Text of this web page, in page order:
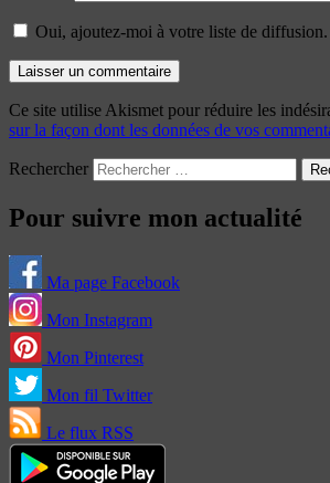
Oui, ajoutez-moi à votre liste de diffusion.
Ce site utilise Akismet pour réduire les
sur la façon dont les données de vos
Rechercher
Pour suivre mon actualité
Ma page Facebook
Mon Instagram
Mon Pinterest
Mon fil Twitter
Le flux RSS